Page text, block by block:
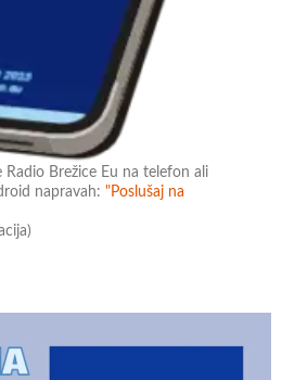
Radio Brežice Eu na telefon ali
napravah:"Poslušaj na